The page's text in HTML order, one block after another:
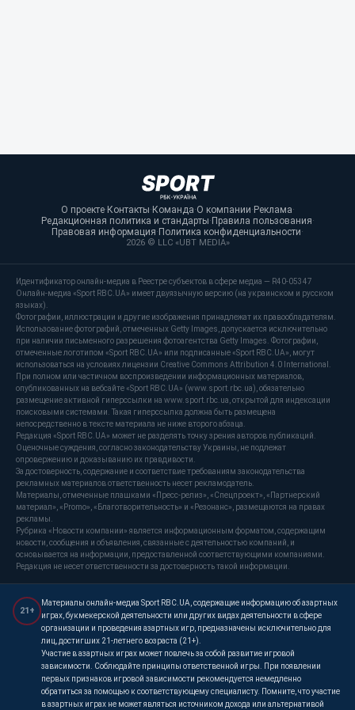
О проекте·Контакты·Команда·О компании·Реклама·
Редакционная политика и стандарты·Правила пользования·
Правовая информация·Политика конфиденциальности·
2026 © LLC «UBT MEDIA»
Идентификатор онлайн-медиа в Реестре субъектов в сфере медиа — R40-05347
Онлайн-медиа «Sport RBC.UA» имеет двуязычную версию (на украинском и русском
языках).
Фотографии, иллюстрации и другие изображения принадлежат их правообладателям.
Использование фотографий, отмеченных Getty Images, допускается исключительно
при наличии письменного разрешения фотоагентства Getty Images. Фотографии,
отмеченные логотипом «Sport RBC.UA» или подписанные «Sport RBC.UA», могут
использоваться на условиях лицензии Creative Commons Attribution 4.0 International.
При полном или частичном воспроизведении информационных материалов,
опубликованных на вебсайте «Sport RBC.UA» (www.sport.rbc.ua), обязательно
размещение активной гиперссылки на www.sport.rbc.ua, открытой для индексации
поисковыми системами. Такая гиперссылка должна быть размещена
непосредственно в тексте материала не ниже второго абзаца.
Редакция «Sport RBC.UA» может не разделять точку зрения авторов публикаций.
Оценочные суждения, согласно законодательству Украины, не подлежат
опровержению и доказыванию их правдивости.
За достоверность, содержание и соответствие требованиям законодательства
рекламных материалов ответственность несет рекламодатель.
Материалы, отмеченные плашками «Пресс-релиз», «Спецпроект», «Партнерский
материал», «Promo», «Благотворительность» и «Резонанс», размещаются на правах
рекламы.
Рубрика «Новости компании» является информационным форматом, содержащим
новости, сообщения и объявления, связанные с деятельностью компаний, и
основывается на информации, предоставленной соответствующими компаниями.
Редакция не несет ответственности за достоверность такой информации.
21+
Материалы онлайн-медиа Sport RBC.UA, содержащие информацию об азартных
играх, букмекерской деятельности или других видах деятельности в сфере
организации и проведения азартных игр, предназначены исключительно для
лиц, достигших 21-летнего возраста (21+).
Участие в азартных играх может повлечь за собой развитие игровой
зависимости. Соблюдайте принципы ответственной игры. При появлении
первых признаков игровой зависимости рекомендуется немедленно
обратиться за помощью к соответствующему специалисту. Помните, что участие
в азартных играх не может являться источником дохода или альтернативой